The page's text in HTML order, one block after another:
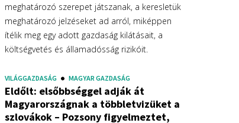
meghatározó szerepet játszanak, a keresletük
meghatározó jelzéseket ad arról, miképpen
ítélik meg egy adott gazdaság kilátásait, a
költségvetés és államadósság rizikóit.
VILÁGGAZDASÁG MAGYAR GAZDASÁG
Eldőlt: elsőbbséggel adják át
Magyarországnak a többletvizüket a
szlovákok – Pozsony figyelmeztet,